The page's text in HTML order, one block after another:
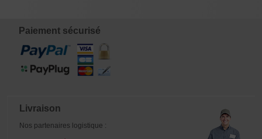
+-50 a 80 cm. une longueur des
pleureur. Cette variété est issu d'un
semis de ryusei hybridée avec
orange dream. Lui préférer un
emplacement a l'ombre ou mi-
Paiement sécurisé
Livraison
Nos partenaires logistique :